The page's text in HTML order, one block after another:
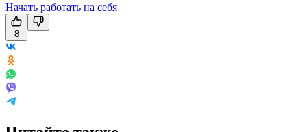
Начать работать на себя
8